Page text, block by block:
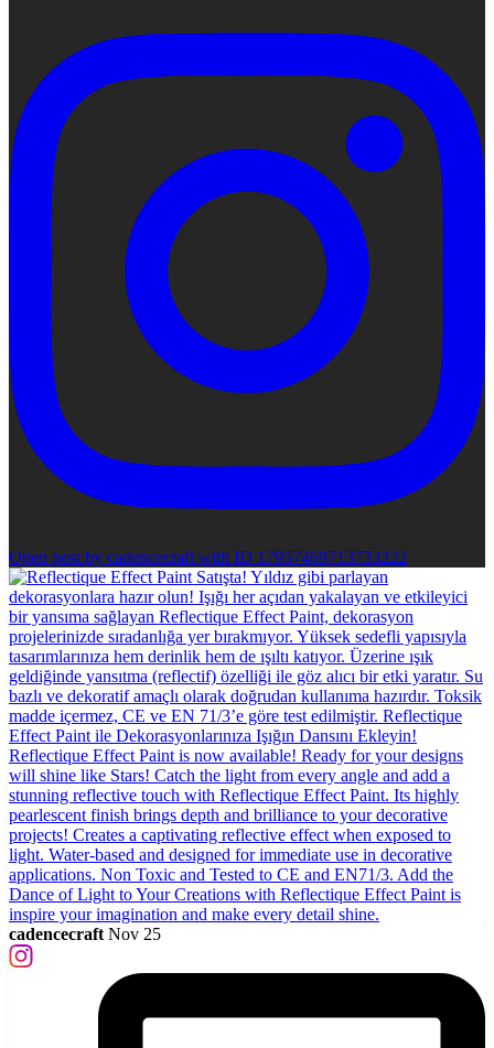
Open post by cadencecraft with ID 17957469713733222
cadencecraft Nov 25